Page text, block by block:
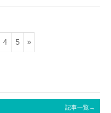
4 5 »
記事一覧→